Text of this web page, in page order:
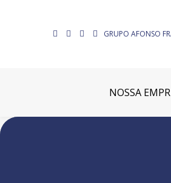
GRUPO AFONSO
NOSSA